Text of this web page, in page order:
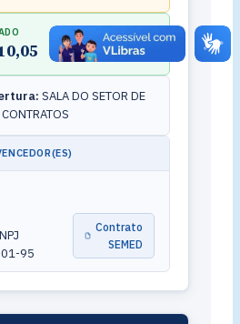
SALA DO SETOR DE
95
Contrato
SEMED